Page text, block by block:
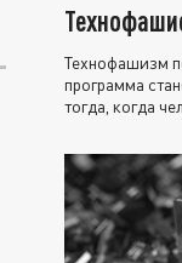
Технофашизм
программа
тогда, когда